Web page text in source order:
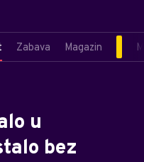
Zabava Magazin
u
bez